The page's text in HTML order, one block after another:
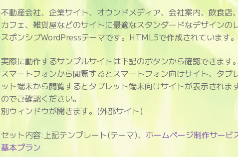
不動産会社、企業サイト、オウンドメディア、会社案内、飲食店
カフェ、雑貨屋などのサイトに最適なスタンダードなデザインの
スポンシブWordPressテーマです。HTML5で作成されています。
実際に動作するサンプルサイトは下記のボタンから確認できます
スマートフォンから閲覧するとスマートフォン向けサイト、タブ
ット端末から閲覧するとタブレット端末向けサイトが表示されま
のでご確認ください。
別ウィンドウが開きます。(外部サイト)
セット内容:上記テンプレート(テーマ)、 ホームページ制作サービ
基本プラン